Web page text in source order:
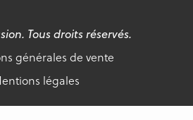
Tous droits réservés.
générales de vente
légales